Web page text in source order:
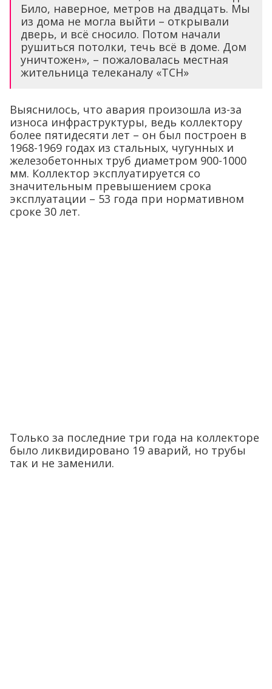
Било, наверное, метров на двадцать. Мы
из дома не могла выйти – открывали
дверь, и всё сносило. Потом начали
рушиться потолки, течь всё в доме. Дом
уничтожен», – пожаловалась местная
жительница телеканалу «ТСН»
Выяснилось, что авария произошла из-за
износа инфраструктуры, ведь коллектору
более пятидесяти лет – он был построен в
1968-1969 годах из стальных, чугунных и
железобетонных труб диаметром 900-1000
мм. Коллектор эксплуатируется со
значительным превышением срока
эксплуатации – 53 года при нормативном
сроке 30 лет.
Только за последние три года на коллекторе
было ликвидировано 19 аварий, но трубы
так и не заменили.